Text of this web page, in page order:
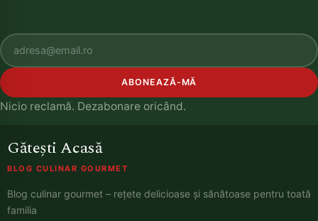
ABONEAZĂ-MĂ
Nicio reclamă. Dezabonare oricând.
Gătești Acasă
BLOG CULINAR GOURMET
Blog culinar gourmet – rețete delicioase și sănătoase pentru toată
familia